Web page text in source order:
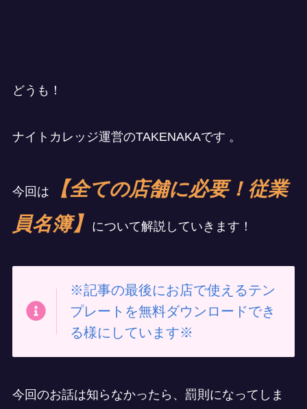
どうも！
ナイトカレッジ運営のTAKENAKAです 。
今回は
【全ての店舗に必要！従業
員名簿】
について解説していきます！
※記事の最後にお店で使えるテン
プレートを無料ダウンロードでき
る様にしています※
今回のお話は知らなかったら、罰則になってしま